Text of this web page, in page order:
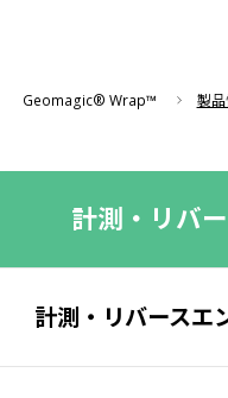
製
Geomagic® Wrap™
計測・リバ
計測・リバースエ